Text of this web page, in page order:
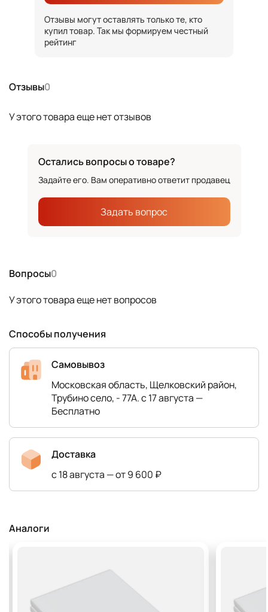
Отзывы0
У этого товара еще нет отзывов
Отзывы могут оставлять только те, кто
купил товар. Так мы формируем честный
рейтинг
Вопросы0
У этого товара еще нет вопросов
Способы получения
Самовывоз
Московская область, Щелковский район,
Трубино село, - 77А. с 17 августа —
Бесплатно
Доставка
с 18 августа — от 9 600 ₽
Остались вопросы о товаре?
Задайте его. Вам оперативно ответит продавец
Задать вопрос
Аналоги